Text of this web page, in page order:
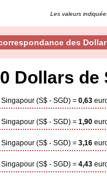
Les valeurs
des
Dollars de
(S$ - SGD) = 0,63
(S$ - SGD) = 1,90
(S$ - SGD) = 3,16
(S$ - SGD) = 4,43